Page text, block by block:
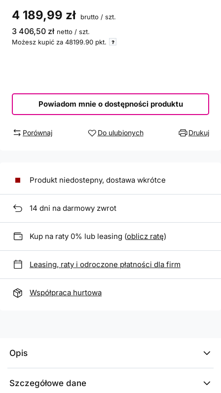
4 189,99 zł brutto / szt.
3 406,50 zł netto / szt.
Możesz kupić za 48199.90 pkt.
Powiadom mnie o dostępności produktu
Porównaj Do ulubionych Drukuj
Produkt niedostepny, dostawa wkrótce
14 dni na darmowy zwrot
Kup na raty 0% lub leasing (oblicz ratę)
Leasing, raty i odroczone płatności dla firm
Współpraca hurtowa
Opis
Szczegółowe dane